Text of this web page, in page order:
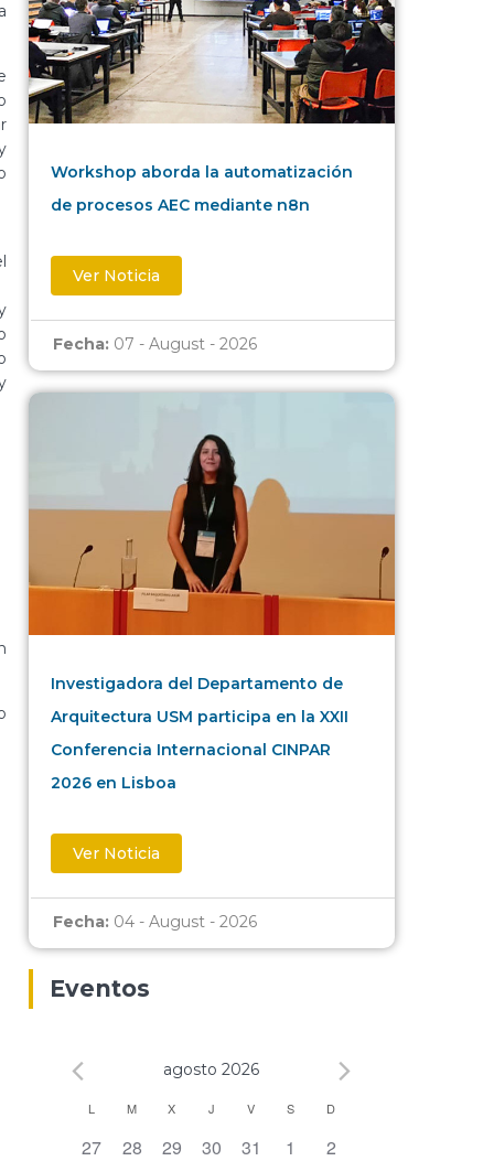
Workshop aborda la automatización
de procesos AEC mediante n8n
Ver Noticia
Fecha: 07 - August - 2026
Investigadora del Departamento de
Arquitectura USM participa en la XXII
Conferencia Internacional CINPAR
2026 en Lisboa
Ver Noticia
Fecha: 04 - August - 2026
Eventos
agosto 2026
Calendario
de
L M X J V S D
0 eventos,
27 0 eventos,
28 0 eventos,
29 0 eventos,
30 0 eventos,
31 0 eventos,
1 0 eventos,
2